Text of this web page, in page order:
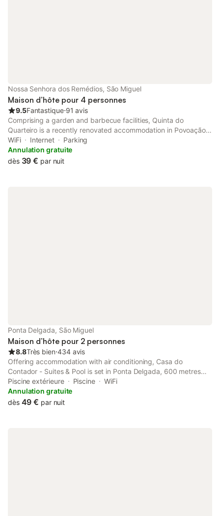
Nossa Senhora dos Remédios, São Miguel
Maison d’hôte pour 4 personnes
9.5Fantastique⋅91 avis
Comprising a garden and barbecue facilities, Quinta do
Quarteiro is a recently renovated accommodation in Povoação
located close to Morro Beach. The air-conditioned
accommodation is 15 km from Fumarolas.
WiFi Internet
Parking
Annulation gratuite
dès 39 € par nuit
Ponta Delgada, São Miguel
Maison d’hôte pour 2 personnes
8.8Très bien⋅434 avis
Offering accommodation with air conditioning, Casa do
Contador - Suites & Pool is set in Ponta Delgada, 600 metres
from Portas da Cidade. Santuario Nossa Senhora da Esperanca
is 1.1 km away. Free WiFi is featured throughout the property.
Piscine extérieure Piscine
WiFi
Annulation gratuite
dès 49 € par nuit